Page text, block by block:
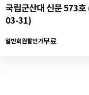
국립군산대 신문 573
03-31)
일반회원할인가무료